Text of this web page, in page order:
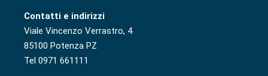
Contatti e indirizzi
Viale Vincenzo Verrastro, 4
85100 Potenza PZ
Tel 0971 661111